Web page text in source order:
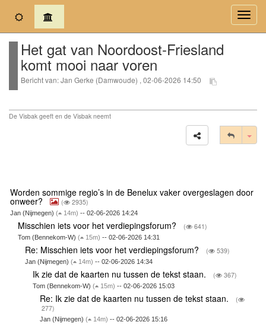
Het gat van Noordoost-Friesland
komt mooi naar voren
Bericht van: Jan Gerke (Damwoude) , 02-06-2026 14:50
De Visbak geeft en de Visbak neemt
Worden sommige regio’s in de Benelux vaker overgeslagen door
onweer? ( 2935)
Jan (Nijmegen) ( 14m) -- 02-06-2026 14:24
Misschien iets voor het verdiepingsforum? ( 641)
Tom (Bennekom-W) ( 15m) -- 02-06-2026 14:31
Re: Misschien iets voor het verdiepingsforum? ( 539)
Jan (Nijmegen)( 14m) -- 02-06-2026 14:34
Ik zie dat de kaarten nu tussen de tekst staan. ( 367)
Tom (Bennekom-W) ( 15m) -- 02-06-2026 15:03
Re: Ik zie dat de kaarten nu tussen de tekst staan.
(
277)
Jan (Nijmegen)( 14m) -- 02-06-2026 15:16